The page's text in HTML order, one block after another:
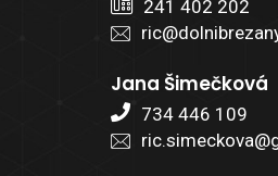
241 402 202
Jana Šimečková
734 446 109